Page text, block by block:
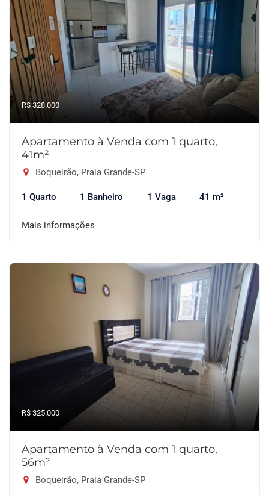
R$ 328.000
Apartamento à Venda com 1 quarto,
41m²
Boqueirão, Praia Grande-SP
1 Quarto 1 Banheiro 1 Vaga 41 m²
Mais informações
R$ 325.000
Apartamento à Venda com 1 quarto,
56m²
Boqueirão, Praia Grande-SP